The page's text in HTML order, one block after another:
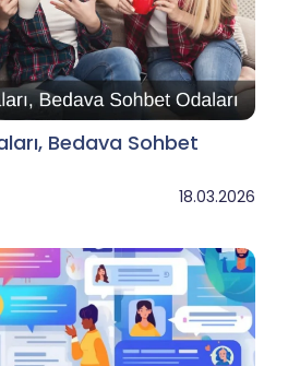
Bedava Sohbet
18.03.2026